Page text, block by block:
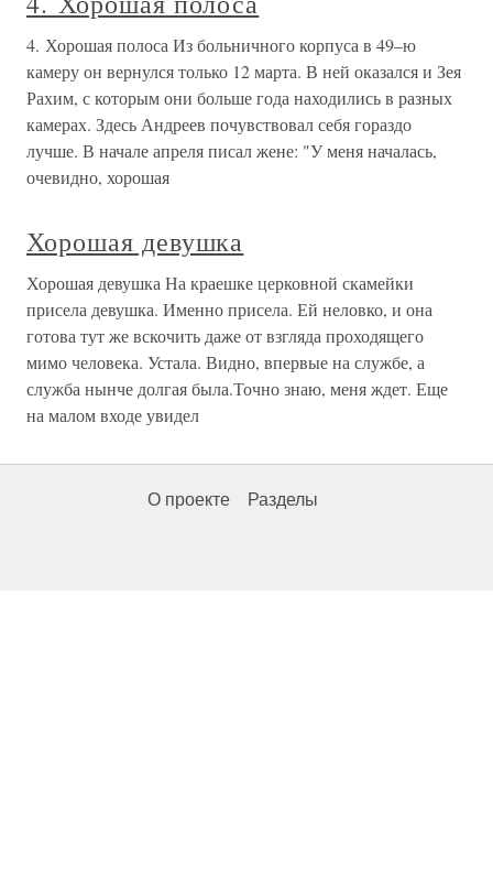
4. Хорошая полоса Из больничного корпуса в 49–ю
камеру он вернулся только 12 марта. В ней оказался и Зея
Рахим, с которым они больше года находились в разных
камерах. Здесь Андреев почувствовал себя гораздо
лучше. В начале апреля писал жене: "У меня началась,
очевидно, хорошая
Хорошая девушка
Хорошая девушка На краешке церковной скамейки
присела девушка. Именно присела. Ей неловко, и она
готова тут же вскочить даже от взгляда проходящего
мимо человека. Устала. Видно, впервые на службе, а
служба нынче долгая была.Точно знаю, меня ждет. Еще
на малом входе увидел
О проекте Разделы